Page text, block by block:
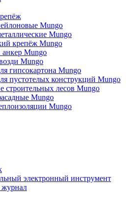
Mungo
Mungo
крепёж Mungo
Mungo
Mungo
гипсокартона Mungo
пустотелых конструкций Mungo
строительных лесов Mungo
Mungo
Mungo
электронный инструмент